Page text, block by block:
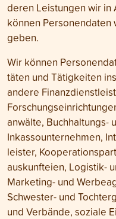
deren Leistungen wir in
können
geben.
Wir können
täten und Tätig­keiten
andere
anwälte, Buch­haltungs-
Inkasso­unter­nehmen,
leister,
auskunfteien, Logistik-
Marketing- und
Schwester- und
und Verbände, soziale